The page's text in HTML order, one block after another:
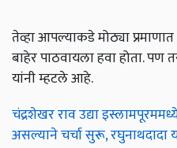
तेव्हा आपल्याकडे मोठ्या
बाहेर पाठवायला हवा होता. पण
यांनी म्हटले आहे.
चंद्रशेखर राव उद्या
असल्याने चर्चा सुरू, रघुनाथदादा